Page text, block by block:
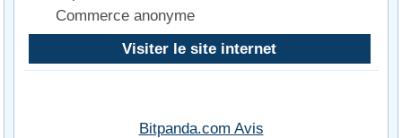
Commerce anonyme
Visiter le site internet
Bitpanda.com Avis